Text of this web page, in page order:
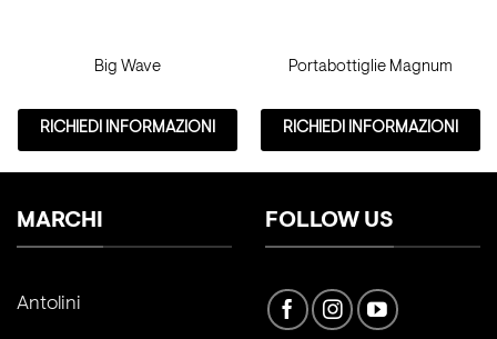
Big Wave
RICHIEDI INFORMAZIONI
Portabottiglie Magnum
RICHIEDI INFORMAZIONI
MARCHI
Antolini
FOLLOW US